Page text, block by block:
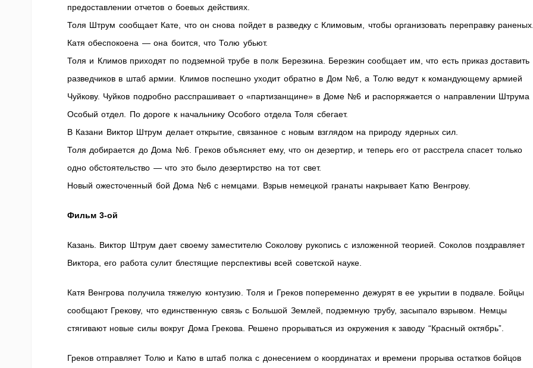
предоставлении отчетов о боевых действиях.
Толя Штрум сообщает Кате, что он снова пойдет в разведку с Климовым, чтобы организовать переправку
Катя обеспокоена — она боится, что Толю убьют.
Толя и Климов приходят по подземной трубе в полк Березкина. Березкин сообщает им, что есть приказ доставить
разведчиков в штаб армии. Климов поспешно уходит обратно в Дом №6, а Толю ведут к командующему армией
Чуйкову. Чуйков подробно расспрашивает о «партизанщине» в Доме №6 и распоряжается о направлении Штрума
Особый отдел. По дороге к начальнику Особого отдела Толя сбегает.
В Казани Виктор Штрум делает открытие, связанное с новым взглядом на природу ядерных сил.
Толя добирается до Дома №6. Греков объясняет ему, что он дезертир, и теперь его от расстрела спасет только
одно обстоятельство — что это было дезертирство на тот свет.
Новый ожесточенный бой Дома №6 с немцами. Взрыв немецкой гранаты накрывает Катю Венгрову.
Фильм 3-ой
Казань. Виктор Штрум дает своему заместителю Соколову рукопись с изложенной теорией. Соколов поздравляет
Виктора, его работа сулит блестящие перспективы всей советской науке.
Катя Венгрова получила тяжелую контузию. Толя и Греков попеременно дежурят в ее укрытии в подвале. Бойцы
сообщают Грекову, что единственную связь с Большой Землей, подземную трубу, засыпало взрывом. Немцы
стягивают новые силы вокруг Дома Грекова. Решено прорываться из окружения к заводу “Красный октябрь”.
Греков отправляет Толю и Катю в штаб полка c донесением о координатах и времени прорыва остатков бойцов